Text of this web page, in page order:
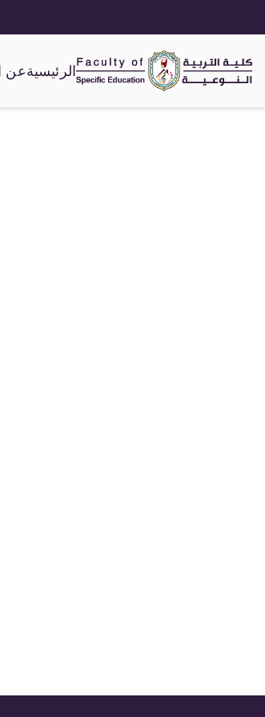
الرئيسيةعن